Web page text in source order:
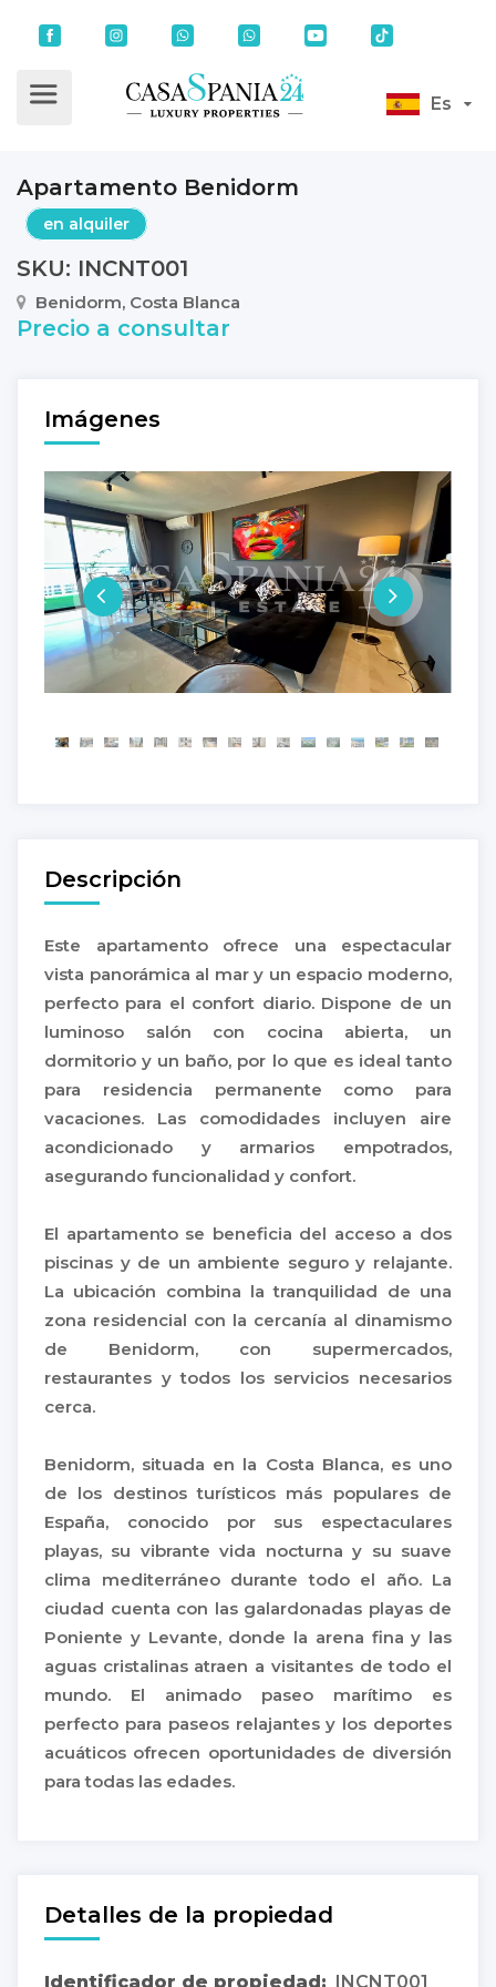
Es
Apartamento Benidorm
en alquiler
SKU: INCNT001
Benidorm, Costa Blanca
Precio a consultar
Imágenes
Descripción
Este apartamento ofrece una espectacular
vista panorámica al mar y un espacio moderno,
perfecto para el confort diario. Dispone de un
luminoso salón con cocina abierta, un
dormitorio y un baño, por lo que es ideal tanto
para residencia permanente como para
vacaciones. Las comodidades incluyen aire
acondicionado y armarios empotrados,
asegurando funcionalidad y confort.
El apartamento se beneficia del acceso a dos
piscinas y de un ambiente seguro y relajante.
La ubicación combina la tranquilidad de una
zona residencial con la cercanía al dinamismo
de Benidorm, con supermercados,
restaurantes y todos los servicios necesarios
cerca.
Benidorm, situada en la Costa Blanca, es uno
de los destinos turísticos más populares de
España, conocido por sus espectaculares
playas, su vibrante vida nocturna y su suave
clima mediterráneo durante todo el año. La
ciudad cuenta con las galardonadas playas de
Poniente y Levante, donde la arena fina y las
aguas cristalinas atraen a visitantes de todo el
mundo. El animado paseo marítimo es
perfecto para paseos relajantes y los deportes
acuáticos ofrecen oportunidades de diversión
para todas las edades.
Detalles de la propiedad
Identificador de propiedad: INCNT001